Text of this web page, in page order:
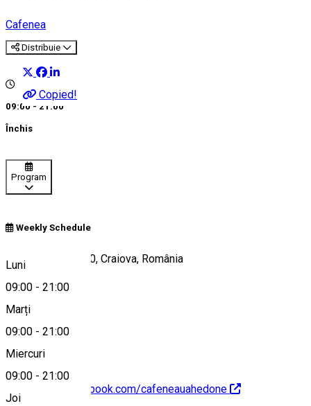
Cafenea
Distribuie
Copied!
09:00 - 21:00
Închis
Program
Weekly Schedule
Luni
09:00 - 21:00
Marți
09:00 - 21:00
Miercuri
09:00 - 21:00
Joi
Calea București 80, Craiova, România
Hartă
https://www.facebook.com/cafeneauahedone